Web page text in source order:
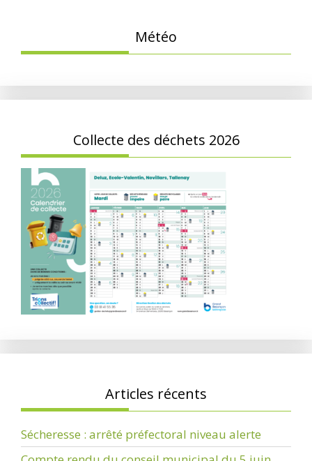
Météo
Collecte des déchets 2026
Articles récents
Sécheresse : arrêté préfectoral niveau alerte